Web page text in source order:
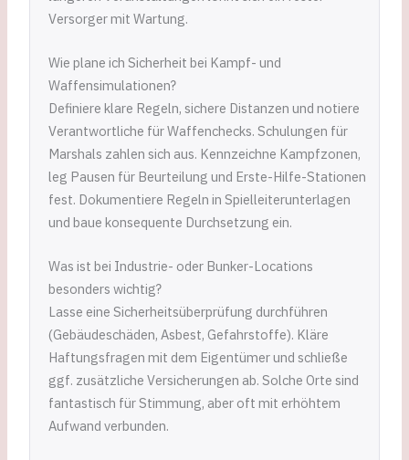
Versorger mit Wartung.
Wie plane ich Sicherheit bei Kampf- und
Waffensimulationen?
Definiere klare Regeln, sichere Distanzen und notiere
Verantwortliche für Waffenchecks. Schulungen für
Marshals zahlen sich aus. Kennzeichne Kampfzonen,
leg Pausen für Beurteilung und Erste-Hilfe-Stationen
fest. Dokumentiere Regeln in Spielleiterunterlagen
und baue konsequente Durchsetzung ein.
Was ist bei Industrie- oder Bunker-Locations
besonders wichtig?
Lasse eine Sicherheitsüberprüfung durchführen
(Gebäudeschäden, Asbest, Gefahrstoffe). Kläre
Haftungsfragen mit dem Eigentümer und schließe
ggf. zusätzliche Versicherungen ab. Solche Orte sind
fantastisch für Stimmung, aber oft mit erhöhtem
Aufwand verbunden.